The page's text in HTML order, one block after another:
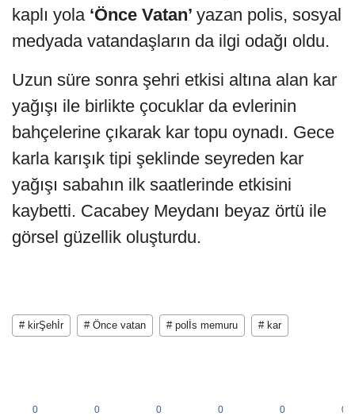
kaplı yola ‘Önce Vatan’ yazan polis, sosyal
medyada vatandaşların da ilgi odağı oldu.
Uzun süre sonra şehri etkisi altına alan kar
yağışı ile birlikte çocuklar da evlerinin
bahçelerine çıkarak kar topu oynadı. Gece
karla karışık tipi şeklinde seyreden kar
yağışı sabahın ilk saatlerinde etkisini
kaybetti. Cacabey Meydanı beyaz örtü ile
görsel güzellik oluşturdu.
# kirŞehİr # Önce vatan # polİs memuru # kar